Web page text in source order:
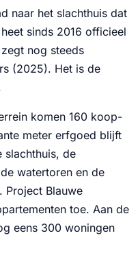
naar het slachthuis dat
sinds 2016 officieel
nog steeds
(2025). Het is de
komen 160 koop-
meter erfgoed blijft
slachthuis, de
watertoren en de
Project Blauwe
toe. Aan de
eens 300 woningen